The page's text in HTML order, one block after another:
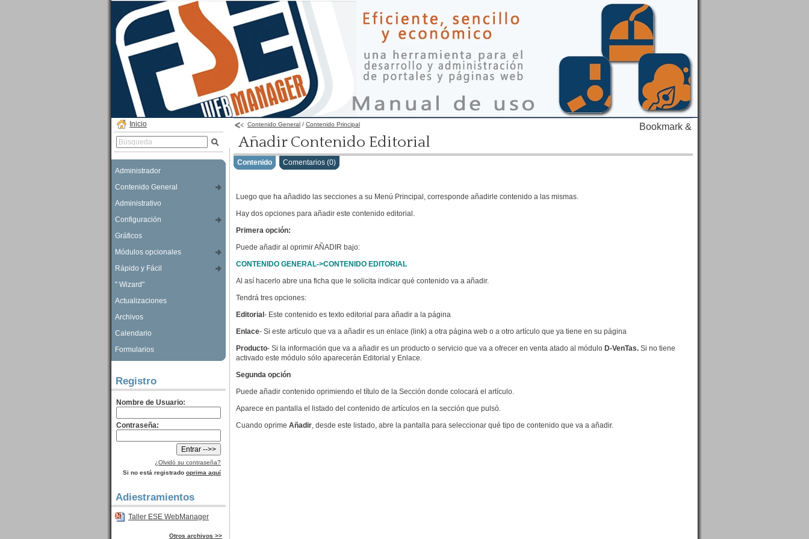
Inicio
Administrador
Contenido General
Administrativo
Configuración
Gráficos
Módulos opcionales
Rápido y Fácil
" Wizard"
Actualizaciones
Archivos
Calendario
Formularios
Registro
Nombre de Usuario:
Contraseña:
¿Olvidó su contraseña?
Si no está registrado oprima aquí
Adiestramientos
Taller ESE WebManager
Otros archivos >>
Contenido General / Contenido Principal
Añadir Contenido Editorial
Contenido Comentarios (0)
Luego que ha añadido las secciones a su Menú Principal, corresponde añadirle contenido a las mismas.
Hay dos opciones para añadir este contenido editorial.
Primera opción:
Puede añadir al oprimir AÑADIR bajo:
CONTENIDO GENERAL->CONTENIDO EDITORIAL
Al así hacerlo abre una ficha que le solicita indicar qué contenido va a añadir.
Tendrá tres opciones:
Editorial - Este contenido es texto editorial para añadir a la página
Enlace- Si este artículo que va a añadir es un enlace (link) a otra página web o a otro artículo que ya tiene en su página
Producto- Si la información que va a añadir es un producto o servicio que va a ofrecer en venta atado al módulo D-VenTas. Si no tiene
activado este módulo sólo aparecerán Editorial y Enlace.
Segunda opción
Puede añadir contenido oprimiendo el título de la Sección donde colocará el artículo.
Aparece en pantalla el listado del contenido de artículos en la sección que pulsó.
Cuando oprime Añadir, desde este listado, abre la pantalla para seleccionar qué tipo de contenido que va a añadir.